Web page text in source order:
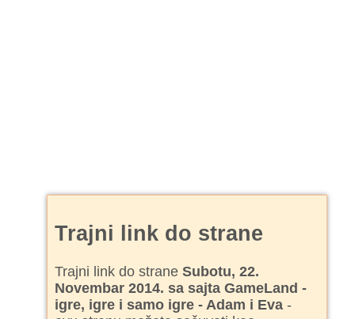
Trajni link do strane
Trajni link do straneSubotu, 22.
Novembar 2014. sa sajta GameLand -
igre, igre i samo igre - Adam i Eva -